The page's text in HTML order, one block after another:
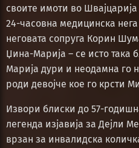
своите имоти во
24-часовна медицинска
неговата сопруга Корин
Џина-Марија – се исто така
Марија дури и неодамна го
роди девојче кое го крсти
Извори блиски до 57-
легенда изјавија за Дејли
врзан за инвалидска